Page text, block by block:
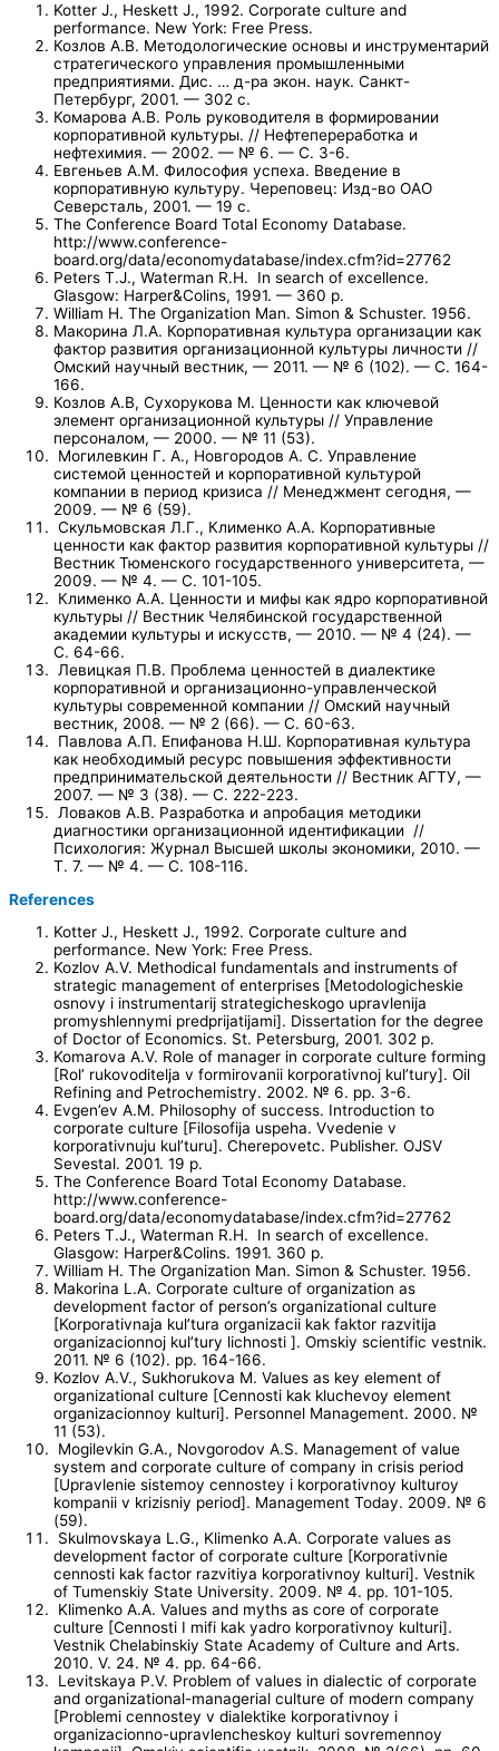
Kotter J., Heskett J., 1992. Corporate culture and
performance. New York: Free Press.
Козлов А.В. Методологические основы и инструментарий
стратегического управления промышленными
предприятиями. Дис. … д-ра экон. наук. Санкт-
Петербург, 2001. — 302 c.
Комарова А.В. Роль руководителя в формировании
корпоративной культуры. // Нефтепереработка и
нефтехимия. — 2002. — № 6. — С. 3-6.
Евгеньев А.М. Философия успеха. Введение в
корпоративную культуру. Череповец: Изд-во ОАО
Северсталь, 2001. — 19 с.
The Conference Board Total Economy Database.
http://www.conference-
board.org/data/economydatabase/index.cfm?id=27762
Peters T.J., Waterman R.H. In search of excellence.
Glasgow: Harper&Colins, 1991. — 360 p.
William H. The Organization Man. Simon & Schuster. 1956.
Макорина Л.А. Корпоративная культура организации как
фактор развития организационной культуры личности //
Омский научный вестник, — 2011. — № 6 (102). — С. 164-
166.
Козлов А.В, Сухорукова М. Ценности как ключевой
элемент организационной культуры // Управление
персоналом, — 2000. — № 11 (53).
Могилевкин Г. А., Новгородов А. С. Управление
системой ценностей и корпоративной культурой
компании в период кризиса // Менеджмент сегодня, —
2009. — № 6 (59).
Скульмовская Л.Г., Клименко А.А. Корпоративные
ценности как фактор развития корпоративной культуры //
Вестник Тюменского государственного университета, —
2009. — № 4. — С. 101-105.
Клименко А.А. Ценности и мифы как ядро корпоративной
культуры // Вестник Челябинской государственной
академии культуры и искусств, — 2010. — № 4 (24). —
С. 64-66.
Левицкая П.В. Проблема ценностей в диалектике
корпоративной и организационно-управленческой
культуры современной компании // Омский научный
вестник, 2008. — № 2 (66). — С. 60-63.
Павлова А.П. Епифанова Н.Ш. Корпоративная культура
как необходимый ресурс повышения эффективности
предпринимательской деятельности // Вестник АГТУ, —
2007. — № 3 (38). — С. 222-223.
Ловаков А.В. Разработка и апробация методики
диагностики организационной идентификации //
Психология: Журнал Высшей школы экономики, 2010. —
Т. 7. — № 4. — С. 108-116.
References
Kotter J., Heskett J., 1992. Corporate culture and
performance. New York: Free Press.
Kozlov A.V. Methodical fundamentals and instruments of
strategic management of enterprises [Metodologicheskie
osnovy i instrumentarij strategicheskogo upravlenija
promyshlennymi predprijatijami]. Dissertation for the degree
of Doctor of Economics. St. Petersburg, 2001. 302 p.
Komarova A.V. Role of manager in corporate culture forming
[Rol’ rukovoditelja v formirovanii korporativnoj kul’tury]. Oil
Refining and Petrochemistry. 2002. № 6. pp. 3-6.
Evgen’ev A.M. Philosophy of success. Introduction to
corporate culture [Filosofija uspeha. Vvedenie v
korporativnuju kul’turu]. Cherepovetc. Publisher. OJSV
Sevestal. 2001. 19 p.
The Conference Board Total Economy Database.
http://www.conference-
board.org/data/economydatabase/index.cfm?id=27762
Peters T.J., Waterman R.H. In search of excellence.
Glasgow: Harper&Colins. 1991. 360 p.
William H. The Organization Man. Simon & Schuster. 1956.
Makorina L.A. Corporate culture of organization as
development factor of person’s organizational culture
[Korporativnaja kul’tura organizacii kak faktor razvitija
organizacionnoj kul’tury lichnosti ]. Omskiy scientific vestnik.
2011. № 6 (102). pp. 164-166.
Kozlov A.V., Sukhorukova M. Values as key element of
organizational culture [Cennosti kak kluchevoy element
organizacionnoy kulturi]. Personnel Management. 2000. №
11 (53).
Mogilevkin G.A., Novgorodov A.S. Management of value
system and corporate culture of company in crisis period
[Upravlenie sistemoy cennostey i korporativnoy kulturoy
kompanii v krizisniy period]. Management Today. 2009. № 6
(59).
Skulmovskaya L.G., Klimenko A.A. Corporate values as
development factor of corporate culture [Korporativnie
cennosti kak factor razvitiya korporativnoy kulturi]. Vestnik
of Tumenskiy State University. 2009. № 4. pp. 101-105.
Klimenko A.A. Values and myths as core of corporate
culture [Cennosti I mifi kak yadro korporativnoy kulturi].
Vestnik Chelabinskiy State Academy of Culture and Arts.
2010. V. 24. № 4. pp. 64-66.
Levitskaya P.V. Problem of values in dialectic of corporate
and organizational-managerial culture of modern company
[Problemi cennostey v dialektike korporativnoy i
organizacionno-upravlencheskoy kulturi sovremennoy